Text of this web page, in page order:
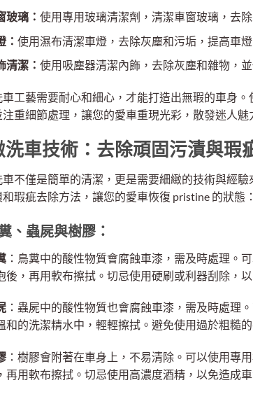
玻璃： 使用專用玻璃清潔劑，清潔車窗玻璃，去
： 使用濕布清潔車燈，去除灰塵和污垢，提高車燈
清潔： 使用吸塵器清潔內飾，去除灰塵和雜物，
工藝需要耐心和細心，才能打造出無瑕的車身
注重細節處理，讓您的愛車重現光彩，散發迷人魅
洗車技術：去除頑固污漬與瑕
不僅是簡單的清潔，更是需要細緻的技術與經
瑕疵去除方法，讓您的愛車恢復 pristine 的狀態：
、蟲屍與樹膠：
：鳥糞中的酸性物質會腐蝕車漆，需及時處理。
後，再用軟布擦拭。切忌使用硬刷或利器刮除，
：蟲屍中的酸性物質也會腐蝕車漆，需及時處理
和的洗潔精水中，輕輕擦拭。避免使用過於粗糙
：樹膠會附著在車身上，不易清除。可以使用專
再用軟布擦拭。切忌使用高濃度酒精，以免造成車